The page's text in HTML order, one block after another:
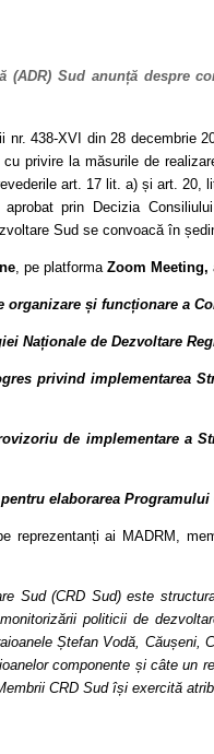
(ADR) Sud anunță despre
nr. 438-ХVI din 28 decembrie
privire la măsurile de
art. 17 lit. a) și art. 20,
aprobat prin Decizia
Sud se convoacă în
, pe platforma Zoom Meeting,
și funcționare a
Naționale de Dezvoltare
privind implementarea
de implementare a
elaborarea Programului
reprezentanți ai MADRM,
Sud (CRD Sud) este
politicii de
Ștefan Vodă,
componente și câte un
CRD Sud își exercită